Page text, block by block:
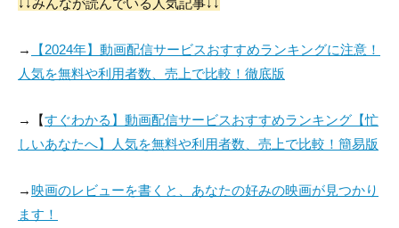
役：Samson
役：Laird's Maid 役：Reporter
↓↓みんなが読んでいる人気記事↓↓
→
【2024年】動画配信サービスおすすめランキングに注意！
人気を無料や利用者数、売上で比較！徹底版
→【すぐわかる】動画配信サービスおすすめランキング【忙
しいあなたへ】人気を無料や利用者数、売上で比較！簡易版
→映画のレビューを書くと、あなたの好みの映画が見つかり
ます！